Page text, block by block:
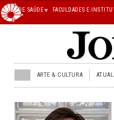
Main
superior
ÁREA DE SAÚDE FACULDADES E
JU
menu
superior
ARTE & CULTURA